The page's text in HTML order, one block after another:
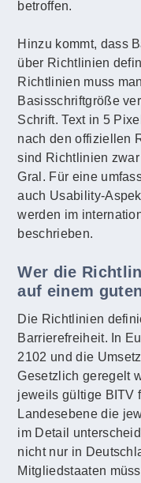
betroffen.
Hinzu kommt, dass
über Richtlinien
Richtlinien muss
Basisschriftgröße
Schrift. Text in 5
nach den offiziellen
sind Richtlinien
Gral. Für eine
auch Usability-
werden im
beschrieben.
Wer die
auf einem
Die Richtlinien
Barrierefreiheit. In
2102 und die
Gesetzlich geregelt
jeweils gültige BITV
Landesebene die
im Detail
nicht nur in
Mitgliedstaaten